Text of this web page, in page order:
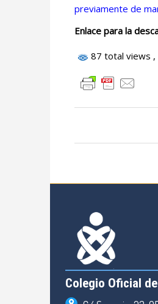
previamente de
Enlace para la
87 total views
Colegio Oficial